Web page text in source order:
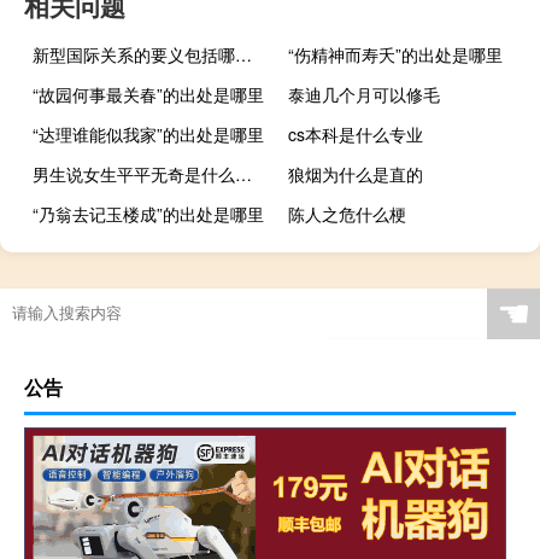
新型国际关系的要义包括哪些方面
“伤精神而寿夭”的出处是哪里
“故园何事最关春”的出处是哪里
泰迪几个月可以修毛
“达理谁能似我家”的出处是哪里
cs本科是什么专业
男生说女生平平无奇是什么意思什么梗
狼烟为什么是直的
“乃翁去记玉楼成”的出处是哪里
陈人之危什么梗
☚
公告